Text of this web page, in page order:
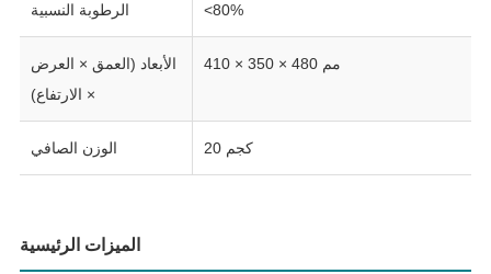
الرطوبة النسبية <80%
الأبعاد (العمق × العرض
× الارتفاع)
410 × 350 × 480 مم
الوزن الصافي 20 كجم
الميزات الرئيسية